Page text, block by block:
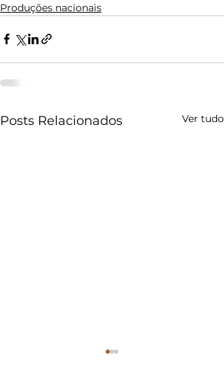
Produções nacionais
Posts Relacionados Ver tudo